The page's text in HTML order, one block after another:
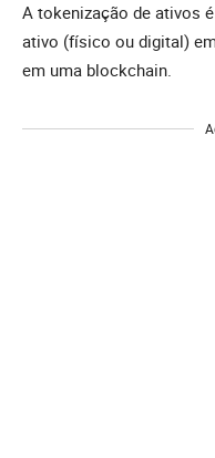
A tokenização de ativos
ativo (físico ou digital)
em uma blockchain.